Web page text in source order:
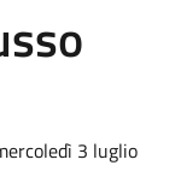
3 luglio